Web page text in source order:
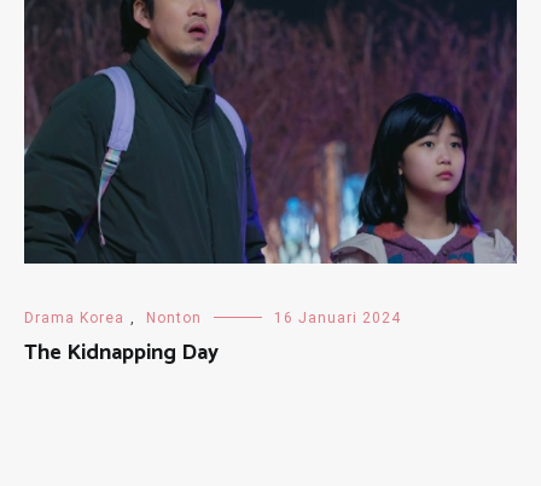
Drama Korea , Nonton 16 Januari 2024
The Kidnapping Day